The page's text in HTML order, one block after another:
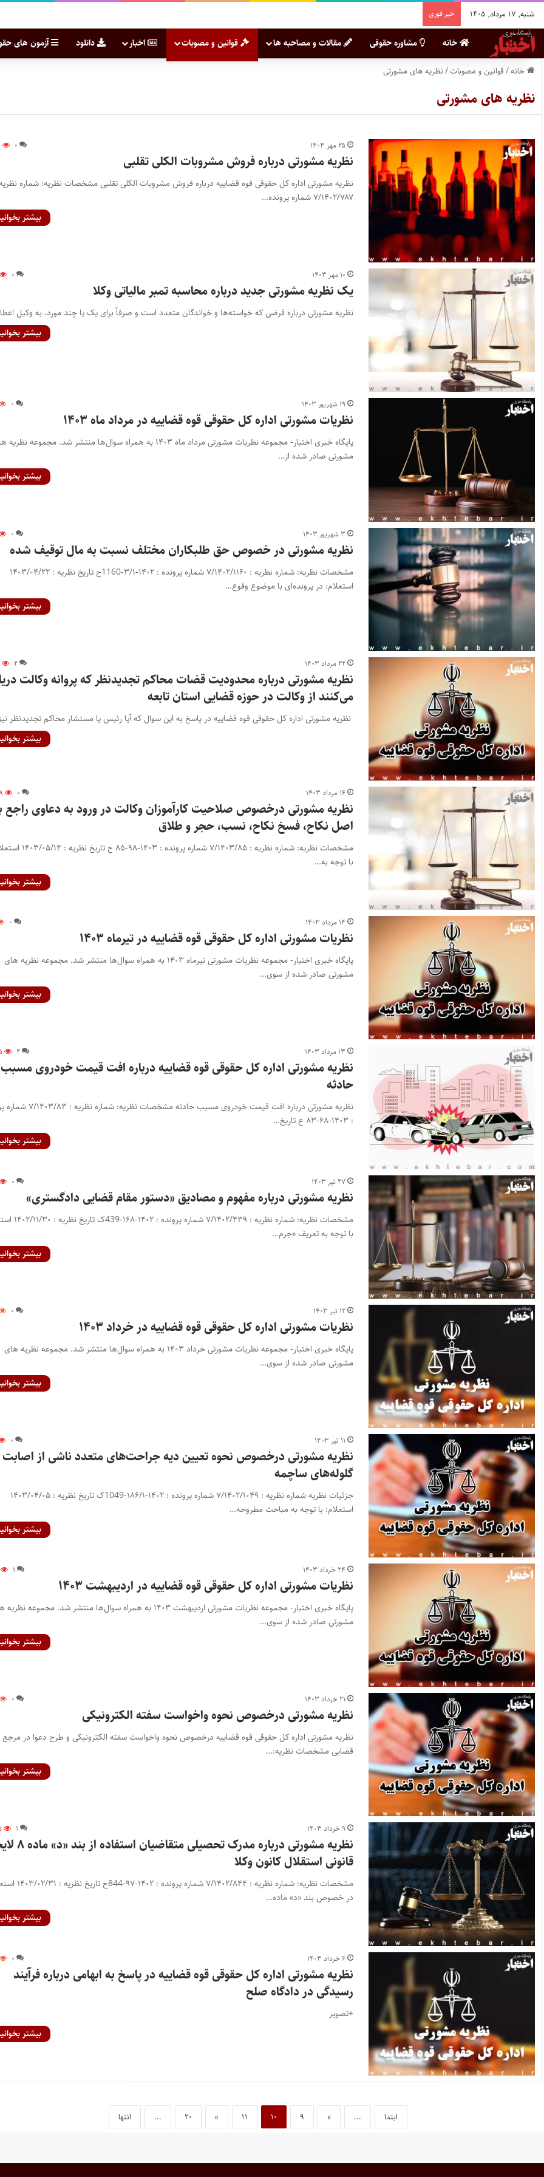
شنبه, ۱۷ مرداد, ۱۴۰۵ خبر فوری
خانه مشاوره حقوقی مقالات و مصاحبه ها قوانین و مصوبات اخبار دانلود آزمون های
خانه/قوانین و مصوبات/نظریه های مشورتی
نظریه های مشورتی
۲۵ مهر ۱۴۰۳ ۰
نظریه مشورتی درباره فروش مشروبات الکلی تقلبی
نظریه مشورتی اداره کل حقوقی قوه قضاییه درباره فروش مشروبات الکلی تقلبی مشخصات نظریه: شماره
۷/۱۴۰۲/۷۸۷ شماره پرونده…
بیشتر
۱۰ مهر ۱۴۰۳ ۰
یک نظریه مشورتی جدید درباره محاسبه تمبر مالیاتی وکلا
نظریه مشورتی درباره فرضی که خواسته‌ها و خواندگان متعدد است و صرفاً برای یک یا چند مورد، به وکیل
بیشتر
۱۹ شهریور ۱۴۰۳ ۰
نظریات مشورتی اداره کل حقوقی قوه قضاییه در مرداد ماه ۱۴۰۳
پایگاه خبری اختبار- مجموعه نظریات مشورتی مرداد ماه ۱۴۰۳ به همراه سوال‌ها منتشر شد. مجموعه
مشورتی صادر شده از…
بیشتر
۳ شهریور ۱۴۰۳ ۰
نظریه مشورتی در خصوص حق طلبکاران مختلف نسبت به مال توقیف شده
مشخصات نظریه: شماره نظریه : ۷/۱۴۰۲/۱۱۶۰ شماره پرونده : ۱۴۰۲-۳/۱-1160ح تاریخ نظریه : ۱۴۰۳/۰۴/۲۲
استعلام: در پرونده‌ای با موضوع وقوع…
بیشتر
۲۲ مرداد ۱۴۰۳ ۲
نظریه مشورتی درباره محدودیت قضات محاکم تجدیدنظر که پروانه وکالت
می‌کنند از وکالت در حوزه قضایی استان تابعه
نظریه مشورتی اداره کل حقوقی قوه قضاییه در پاسخ به این سوال که آیا رئیس یا مستشار محاکم تجدیدنظر
بیشتر
۱۶ مرداد ۱۴۰۳ ۰
نظریه مشورتی درخصوص صلاحیت کارآموزان وکالت در ورود به دعاوی راجع
اصل نکاح، فسخ نکاح، نسب، حجر و طلاق
با توجه به…
بیشتر
۱۴ مرداد ۱۴۰۳ ۰
نظریات مشورتی اداره کل حقوقی قوه قضاییه در تیرماه ۱۴۰۳
پایگاه خبری اختبار- مجموعه نظریات مشورتی تیرماه ۱۴۰۳ به همراه سوال‌ها منتشر شد. مجموعه نظریه های
مشورتی صادر شده از سوی…
بیشتر
۱۳ مرداد ۱۴۰۳ ۲
نظریه مشورتی اداره کل حقوقی قوه قضاییه درباره افت قیمت خودروی مسبب
حادثه
نظریه مشورتی درباره افت قیمت خودروی مسبب حادثه
: ۱۴۰۳-۶۸-۸۳ ع تاریخ…
بیشتر
۲۷ تیر ۱۴۰۳ ۰
نظریه مشورتی درباره مفهوم و مصادیق «دستور مقام قضایی دادگستری»
مشخصات نظریه: شماره نظریه : ۷/
با توجه به تعریف «جرم…
بیشتر
۱۲ تیر ۱۴۰۳ ۰
نظریات مشورتی اداره کل حقوقی قوه قضاییه در خرداد ۱۴۰۳
پایگاه خبری اختبار- مجموعه نظریات مشورتی خرداد ۱۴۰۳ به همراه سوال‌ها منتشر شد. مجموعه نظریه های
مشورتی صادر شده از سوی…
بیشتر
۱۱ تیر ۱۴۰۳ ۰
نظریه مشورتی درخصوص نحوه تعیین دیه جراحت‌های متعدد ناشی از اصابت
گلوله‌های ساچمه
جزئیات نظریه شماره نظریه : ۷/۱۴۰۲/۱۰۴۹ شماره پرونده : ۱۴۰۲-۱۸۶/۱-1049ک تاریخ نظریه : ۱۴۰۳/۰۴/۰۵
استعلام: با توجه به مباحث مطروحه…
بیشتر
۲۴ خرداد ۱۴۰۳ ۱
نظریات مشورتی اداره کل حقوقی قوه قضاییه در اردیبهشت ۱۴۰۳
پایگاه خبری اختبار- مجموعه نظریات مشورتی اردیبهشت ۱۴۰۳ به همراه سوال‌ها منتشر شد. مجموعه
مشورتی صادر شده از سوی…
بیشتر
۲۱ خرداد ۱۴۰۳ ۰
نظریه مشورتی درخصوص نحوه واخواست سفته الکترونیکی
نظریه مشورتی اداره کل حقوقی قوه قضاییه درخصوص نحوه واخواست سفته الکترونیکی و طرح دعوا در مرجع
قضایی مشخصات نظریه:…
بیشتر
۹ خرداد ۱۴۰۳ ۱
نظریه مشورتی درباره مدرک تحصیلی
قانونی استقلال کانون وکلا
مشخصات نظریه: شماره نظریه : ۷/۱۴۰۲/۸۴۴
در خصوص بند «د» ماده…
بیشتر
۶ خرداد ۱۴۰۳ ۰
نظریه مشورتی اداره کل حقوقی قوه قضاییه در پاسخ به ابهامی درباره فرآیند
رسیدگی در دادگاه صلح
+تصویر
بیشتر
ابتدا ...
« ۹ ۱۰ ۱۱ » ۲۰ ... انتها